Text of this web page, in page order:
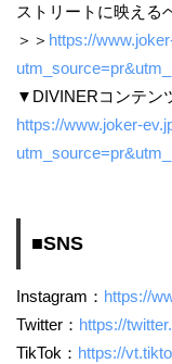
ストリートに映える
＞＞ https://
▼DIVINERコンテン
https://www.joker-
■SNS
Instagram： https://
Twitter： https://
TikTok： https://